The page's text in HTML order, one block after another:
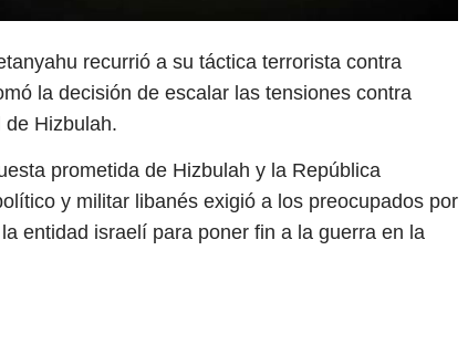
recurrió a su táctica terrorista contra
la decisión de escalar las tensiones contra
Hizbulah.
prometida de Hizbulah y la República
y militar libanés exigió a los preocupados por
entidad israelí para poner fin a la guerra en la